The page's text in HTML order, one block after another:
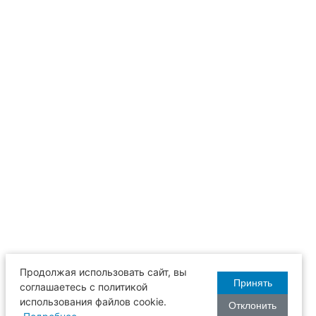
Продолжая использовать сайт, вы
соглашаетесь с политикой
использования файлов cookie.
Принять
Отклонить